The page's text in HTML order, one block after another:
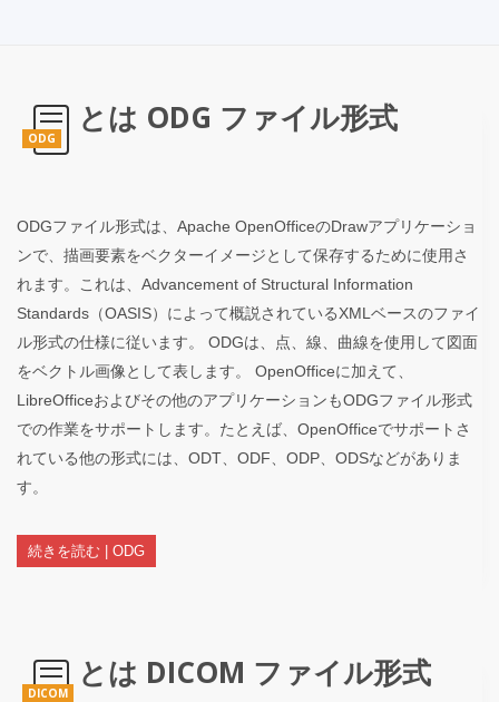
ODG
とは ODG ファイル形式
ODGファイル形式は、Apache OpenOfficeのDrawアプリケーショ
ンで、描画要素をベクターイメージとして保存するために使用さ
れます。これは、Advancement of Structural Information
Standards（OASIS）によって概説されているXMLベースのファイ
ル形式の仕様に従います。 ODGは、点、線、曲線を使用して図面
をベクトル画像として表します。 OpenOfficeに加えて、
LibreOfficeおよびその他のアプリケーションもODGファイル形式
での作業をサポートします。たとえば、OpenOfficeでサポートさ
れている他の形式には、ODT、ODF、ODP、ODSなどがありま
す。
続きを読む | ODG
DICOM
とは DICOM ファイル形式